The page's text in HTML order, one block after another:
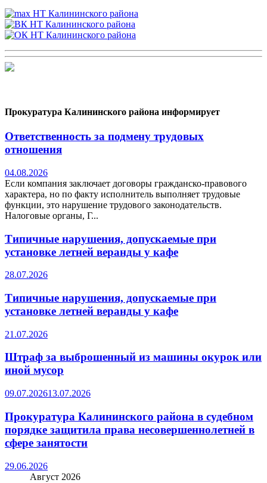
Прокуратура Калининского района информирует
Ответственность за подмену трудовых
отношения
04.08.2026
Если компания заключает договоры гражданско-правового
характера, но по факту исполнитель выполняет трудовые
функции, это нарушение трудового законодательств.
Налоговые органы, Г...
Типичные нарушения, допускаемые при
установке летней веранды у кафе
28.07.2026
Типичные нарушения, допускаемые при
установке летней веранды у кафе
21.07.2026
Штраф за выброшенный из машины окурок или
иной мусор
09.07.202613.07.2026
Прокуратура Калининского района в судебном
порядке защитила права несовершеннолетней в
сфере занятости
29.06.2026
Август 2026